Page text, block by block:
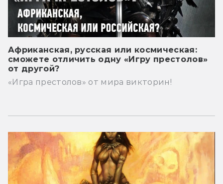
Африканская, русская или космическая:
сможете отличить одну «Игру престолов»
от другой?
«Игра престолов» от мира викторин!